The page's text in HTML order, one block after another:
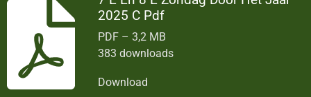
2025 C Pdf
PDF – 3,2 MB
383 downloads
Download